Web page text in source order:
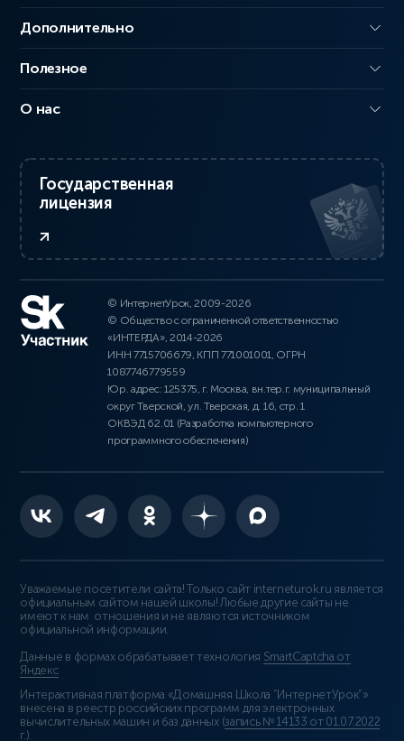
Дополнительно
Полезное
О нас
Государственная
лицензия
© ИнтернетУрок, 2009-2026
© Общество с ограниченной ответственностью
«ИНТЕРДА», 2014-2026
ИНН 7715706679, КПП 771001001, ОГРН
1087746779559
Юр. адрес: 125375, г. Москва, вн.тер.г. муниципальный
округ Тверской, ул. Тверская, д. 16, стр. 1
ОКВЭД 62.01 (Разработка компьютерного
программного обеспечения)
Уважаемые посетители сайта! Только сайт interneturok.ru является
официальным сайтом нашей школы! Любые другие сайты не
имеют к нам отношения и не являются источником
официальной информации.
Данные в формах обрабатывает технология SmartCaptcha от
Яндекс
Интерактивная платформа «Домашняя Школа “ИнтернетУрок”»
внесена в реестр российских программ для электронных
вычислительных машин и баз данных (запись № 14133 от 01.07.2022
г.).